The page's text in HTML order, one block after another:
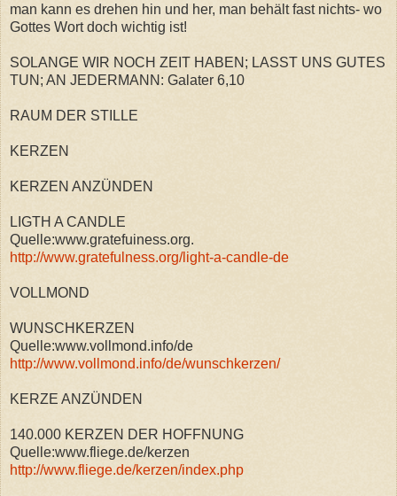
man kann es drehen hin und her, man behält fast nichts- wo
Gottes Wort doch wichtig ist!
SOLANGE WIR NOCH ZEIT HABEN; LASST UNS GUTES
TUN; AN JEDERMANN: Galater 6,10
RAUM DER STILLE
KERZEN
KERZEN ANZÜNDEN
LIGTH A CANDLE
Quelle:www.gratefuiness.org.
http://www.gratefulness.org/light-a-candle-de
VOLLMOND
WUNSCHKERZEN
Quelle:www.vollmond.info/de
http://www.vollmond.info/de/wunschkerzen/
KERZE ANZÜNDEN
140.000 KERZEN DER HOFFNUNG
Quelle:www.fliege.de/kerzen
http://www.fliege.de/kerzen/index.php